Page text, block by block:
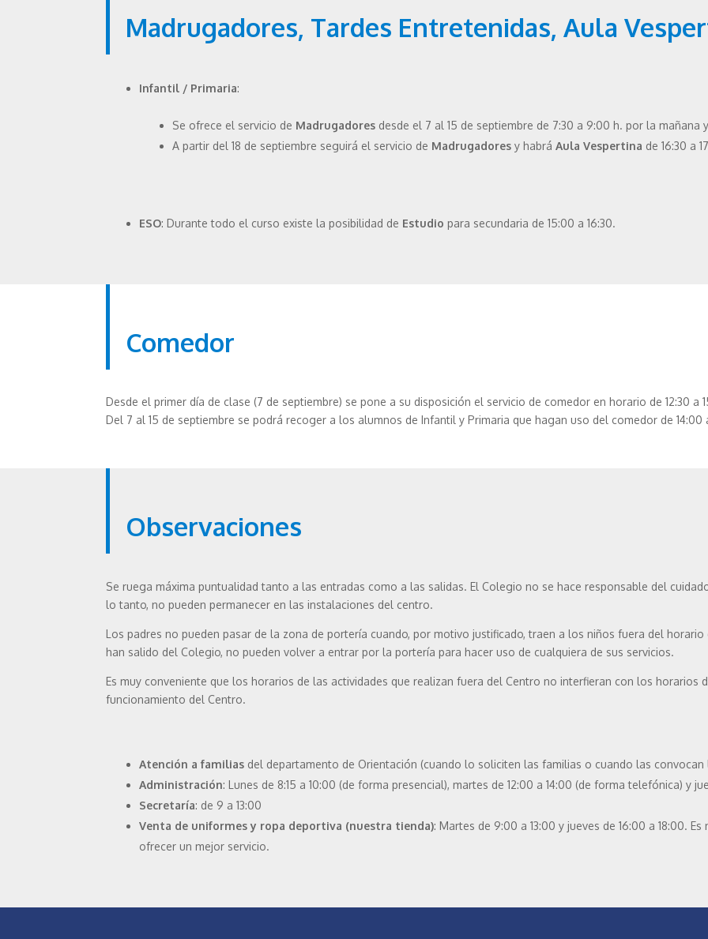
Madrugadores, Tardes Entretenidas, Aula
Infantil / Primaria:
Se ofrece el servicio de Madrugadores desde el 7 al 15 de septiembre de 7:30 a 9:00 h. por la mañana
A partir del 18 de septiembre seguirá el servicio de Madrugadores y habráAula Vespertina de 16:30 a
ESO: Durante todo el curso existe la posibilidad de Estudio para secundaria de 15:00 a 16:30.
Comedor
Desde el primer día de clase (7 de septiembre) se pone a su disposición el servicio de comedor en horario de 12:30 a
Del 7 al 15 de septiembre se podrá recoger a los alumnos de Infantil y Primaria que hagan uso del comedor de
Observaciones
Se ruega máxima puntualidad tanto a las entradas como a las salidas. El Colegio no se hace responsable del
lo tanto, no pueden permanecer en las instalaciones del centro.
Los padres no pueden pasar de la zona de portería cuando, por motivo justificado, traen a los niños fuera del
han salido del Colegio, no pueden volver a entrar por la portería para hacer uso de cualquiera de sus servicios.
Es muy conveniente que los horarios de las actividades que realizan fuera del Centro no interfieran con los horarios
funcionamiento del Centro.
Atención a familias del departamento de Orientación (cuando lo soliciten las familias o cuando las convocan
Administración: Lunes de 8:15 a 10:00 (de forma presencial), martes de 12:00 a 14:00 (de forma telefónica) y
Secretaría: de 9 a 13:00
Venta de uniformes y ropa deportiva (nuestra tienda): Martes de 9:00 a 13:00 y jueves de 16:00 a 18:00.
ofrecer un mejor servicio.